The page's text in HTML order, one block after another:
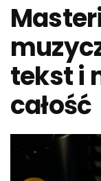
tekst i
całość